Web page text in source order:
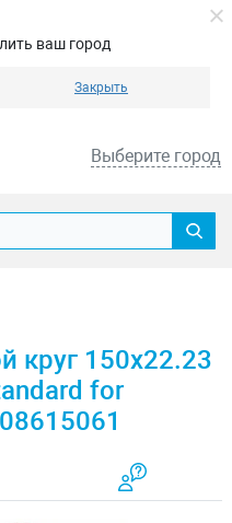
ваш город
Закрыть
Выберите город
круг 150x22.23
for